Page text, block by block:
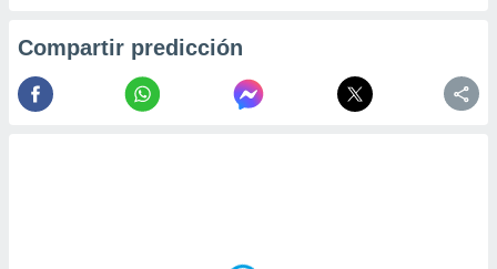
Compartir predicción